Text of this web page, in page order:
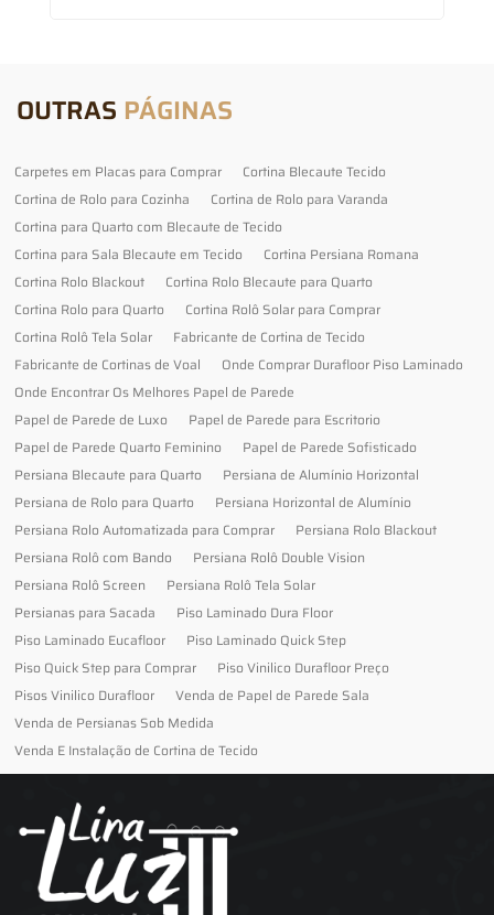
OUTRAS PÁGINAS
Carpetes em Placas para Comprar
Cortina Blecaute Tecido
Cortina de Rolo para Cozinha
Cortina de Rolo para Varanda
Cortina para Quarto com Blecaute de Tecido
Cortina para Sala Blecaute em Tecido
Cortina Persiana Romana
Cortina Rolo Blackout
Cortina Rolo Blecaute para Quarto
Cortina Rolo para Quarto
Cortina Rolô Solar para Comprar
Cortina Rolô Tela Solar
Fabricante de Cortina de Tecido
Fabricante de Cortinas de Voal
Onde Comprar Durafloor Piso Laminado
Onde Encontrar Os Melhores Papel de Parede
Papel de Parede de Luxo
Papel de Parede para Escritorio
Papel de Parede Quarto Feminino
Papel de Parede Sofisticado
Persiana Blecaute para Quarto
Persiana de Alumínio Horizontal
Persiana de Rolo para Quarto
Persiana Horizontal de Alumínio
Persiana Rolo Automatizada para Comprar
Persiana Rolo Blackout
Persiana Rolô com Bando
Persiana Rolô Double Vision
Persiana Rolô Screen
Persiana Rolô Tela Solar
Persianas para Sacada
Piso Laminado Dura Floor
Piso Laminado Eucafloor
Piso Laminado Quick Step
Piso Quick Step para Comprar
Piso Vinilico Durafloor Preço
Pisos Vinilico Durafloor
Venda de Papel de Parede Sala
Venda de Persianas Sob Medida
Venda E Instalação de Cortina de Tecido